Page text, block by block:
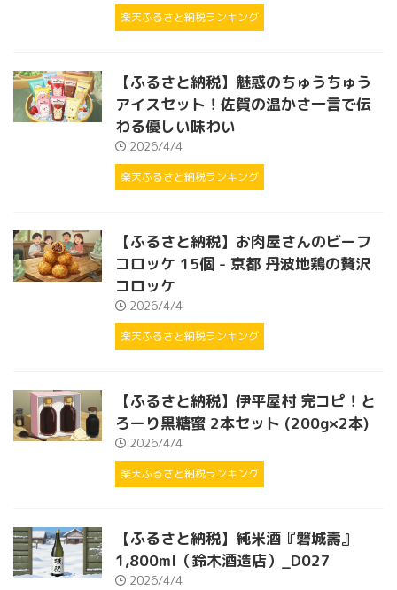
楽天ふるさと納税ランキング
【ふるさと納税】魅惑のちゅうちゅう
アイスセット！佐賀の温かさ一言で伝
わる優しい味わい
2026/4/4
楽天ふるさと納税ランキング
【ふるさと納税】お肉屋さんのビーフ
コロッケ 15個 - 京都 丹波地鶏の贅沢
コロッケ
2026/4/4
楽天ふるさと納税ランキング
【ふるさと納税】伊平屋村 完コピ！と
ろーり黒糖蜜 2本セット (200g×2本)
2026/4/4
楽天ふるさと納税ランキング
【ふるさと納税】純米酒『磐城壽』
1,800ml（鈴木酒造店）_D027
2026/4/4